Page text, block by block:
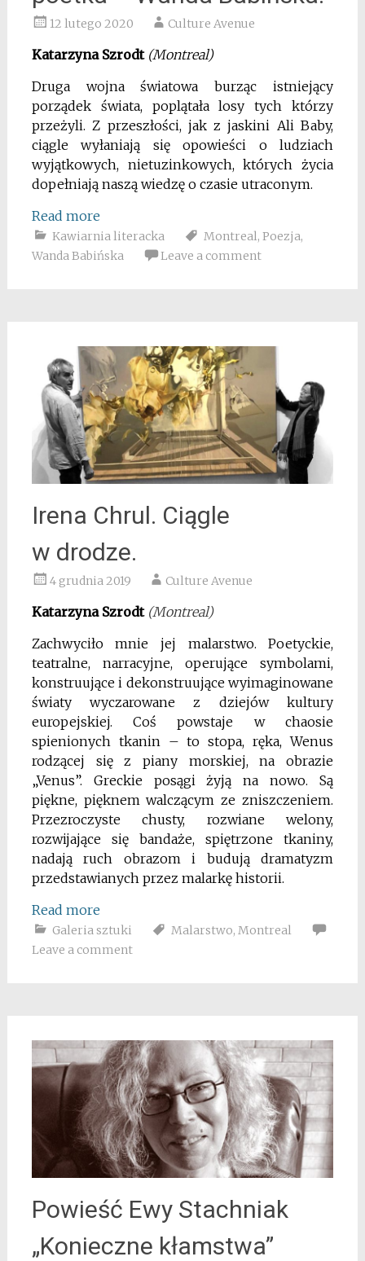
12 lutego 2020 Culture Avenue
Katarzyna Szrodt (Montreal)
Druga wojna światowa burząc istniejący
porządek świata, poplątała losy tych którzy
przeżyli. Z przeszłości, jak z jaskini Ali Baby,
ciągle wyłaniają się opowieści o ludziach
wyjątkowych, nietuzinkowych, których życia
dopełniają naszą wiedzę o czasie utraconym.
Read more
Kawiarnia literacka Montreal, Poezja,
Wanda Babińska
Leave a comment
Irena Chrul. Ciągle
w drodze.
4 grudnia 2019 Culture Avenue
Katarzyna Szrodt (Montreal)
Zachwyciło mnie jej malarstwo. Poetyckie,
teatralne, narracyjne, operujące symbolami,
konstruujące i dekonstruujące wyimaginowane
światy wyczarowane z dziejów kultury
europejskiej. Coś powstaje w chaosie
spienionych tkanin – to stopa, ręka, Wenus
rodzącej się z piany morskiej, na obrazie
„Venus”. Greckie posągi żyją na nowo. Są
piękne, pięknem walczącym ze zniszczeniem.
Przezroczyste chusty, rozwiane welony,
rozwijające się bandaże, spiętrzone tkaniny,
nadają ruch obrazom i budują dramatyzm
przedstawianych przez malarkę historii.
Read more
Galeria sztuki Malarstwo, Montreal
Leave a comment
Powieść Ewy Stachniak
„Konieczne kłamstwa”